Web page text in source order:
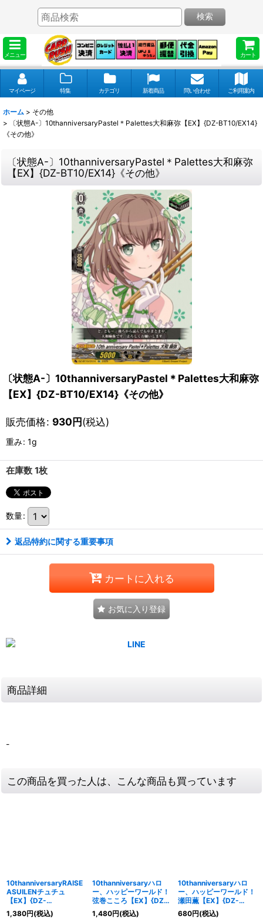
メニュー カート
検索
マイページ 特集 カテゴリ 新着商品 問い合わせ ご利用案内
ホーム > その他
>
〔状態A-〕10thanniversaryPastel＊Palettes大和麻弥【EX】{DZ-BT10/EX14}
《その他》
〔状態A-〕10thanniversaryPastel＊Palettes大和麻弥
【EX】{DZ-BT10/EX14}《その他》
〔状態A-〕10thanniversaryPastel＊Palettes大和麻弥
【EX】{DZ-BT10/EX14}《その他》
販売価格: 930円(税込)
重み: 1g
在庫数 1枚
数量:
返品特約に関する重要事項
カートに入れる
お気に入り登録
商品詳細
-
この商品を買った人は、こんな商品も買っています
10thanniversaryRAISE
ASUILENチュチュ
【EX】{DZ-
BT10/EX35}《その他》
1,380円(税込)
10thanniversaryハロ
ー、ハッピーワールド！
弦巻こころ【EX】{DZ-
BT10/EX21}《その他》
1,480円(税込)
10thanniversaryハロ
ー、ハッピーワールド！
瀬田薫【EX】{DZ-
BT10/EX22}《その他》
680円(税込)